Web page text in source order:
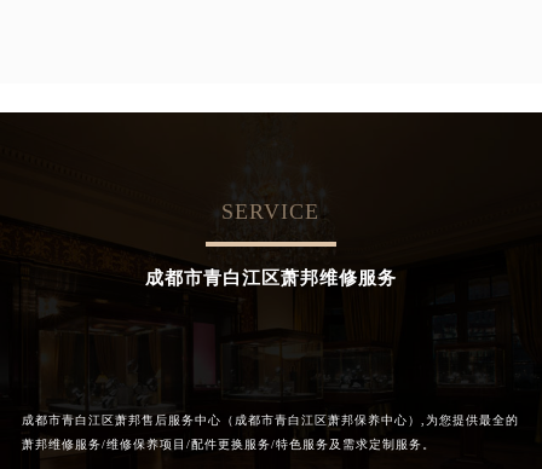
SERVICE
成都市青白江区萧邦维修服务
成都市青白江区萧邦售后服务中心（成都市青白江区萧邦保养中心）,为您提供最全的
萧邦维修服务/维修保养项目/配件更换服务/特色服务及需求定制服务。